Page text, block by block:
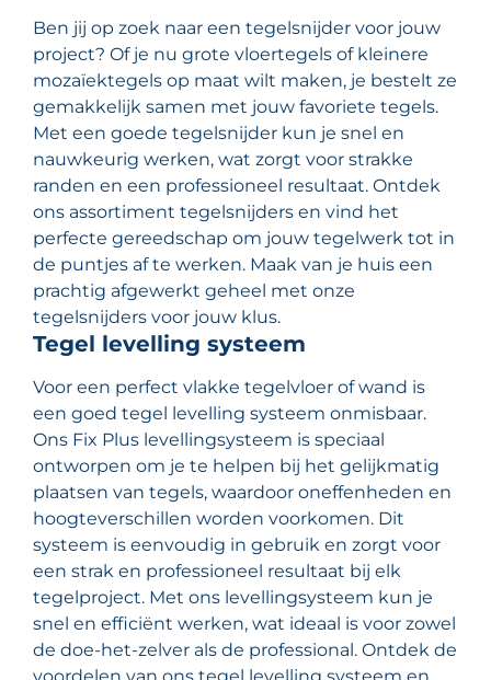
Ben jij op zoek naar een tegelsnijder voor jouw
project? Of je nu grote vloertegels of kleinere
mozaïektegels op maat wilt maken, je bestelt ze
gemakkelijk samen met jouw favoriete tegels.
Met een goede tegelsnijder kun je snel en
nauwkeurig werken, wat zorgt voor strakke
randen en een professioneel resultaat. Ontdek
ons assortiment tegelsnijders en vind het
perfecte gereedschap om jouw tegelwerk tot in
de puntjes af te werken. Maak van je huis een
prachtig afgewerkt geheel met onze
tegelsnijders voor jouw klus.
Tegel levelling systeem
Voor een perfect vlakke tegelvloer of wand is
een goed tegel levelling systeem onmisbaar.
Ons Fix Plus levellingsysteem is speciaal
ontworpen om je te helpen bij het gelijkmatig
plaatsen van tegels, waardoor oneffenheden en
hoogteverschillen worden voorkomen. Dit
systeem is eenvoudig in gebruik en zorgt voor
een strak en professioneel resultaat bij elk
tegelproject. Met ons levellingsysteem kun je
snel en efficiënt werken, wat ideaal is voor zowel
de doe-het-zelver als de professional. Ontdek de